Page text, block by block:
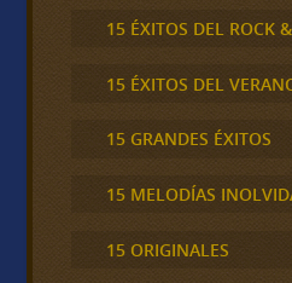
15 ÉXITOS DEL ROCK
15 ÉXITOS DEL
15 GRANDES ÉXITOS
15 MELODÍAS
15 ORIGINALES